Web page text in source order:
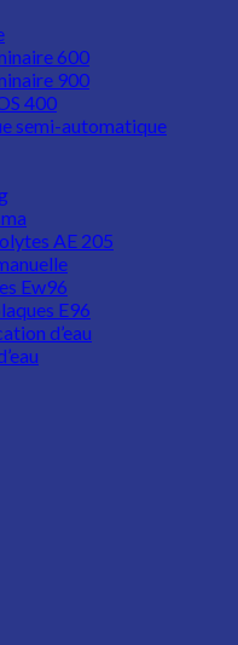
600
900
400
semi-automatique
AE 205
Ew96
E96
d’eau